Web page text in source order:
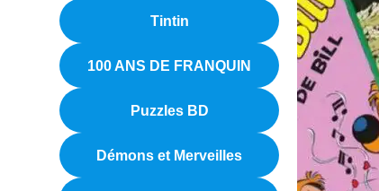
Tintin
100 ANS DE FRANQUIN
Puzzles BD
Démons et Merveilles